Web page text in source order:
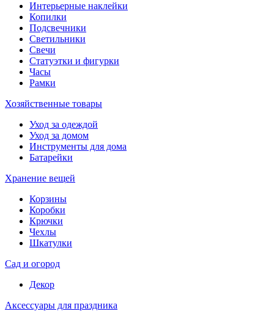
Интерьерные наклейки
Копилки
Подсвечники
Светильники
Свечи
Статуэтки и фигурки
Часы
Рамки
Хозяйственные товары
Уход за одеждой
Уход за домом
Инструменты для дома
Батарейки
Хранение вещей
Корзины
Коробки
Крючки
Чехлы
Шкатулки
Сад и огород
Декор
Аксессуары для праздника